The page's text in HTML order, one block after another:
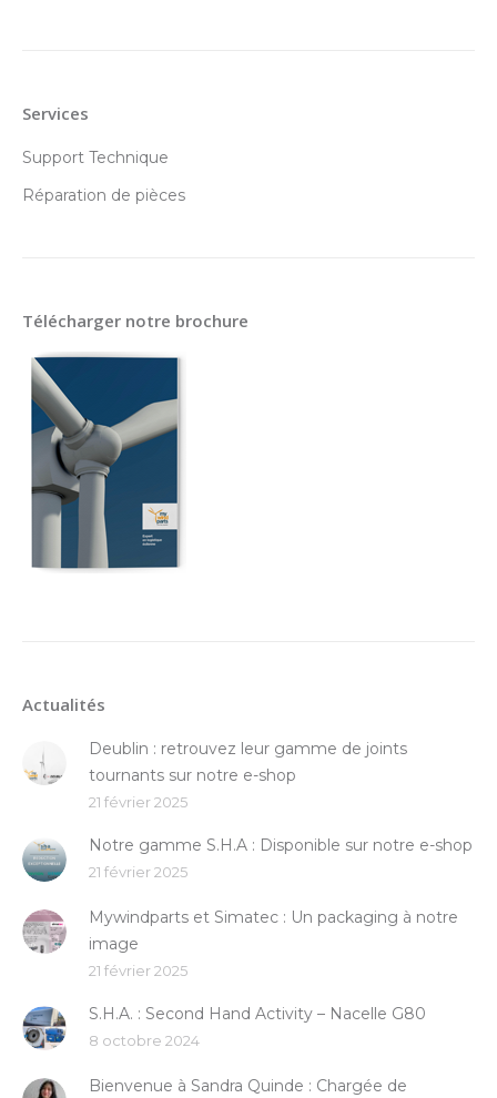
Services
Support Technique
Réparation de pièces
Télécharger notre brochure
Actualités
Deublin : retrouvez leur gamme de joints
tournants sur notre e-shop
21 février 2025
Notre gamme S.H.A : Disponible sur notre e-shop
21 février 2025
Mywindparts et Simatec : Un packaging à notre
image
21 février 2025
S.H.A. : Second Hand Activity – Nacelle G80
8 octobre 2024
Bienvenue à Sandra Quinde : Chargée de